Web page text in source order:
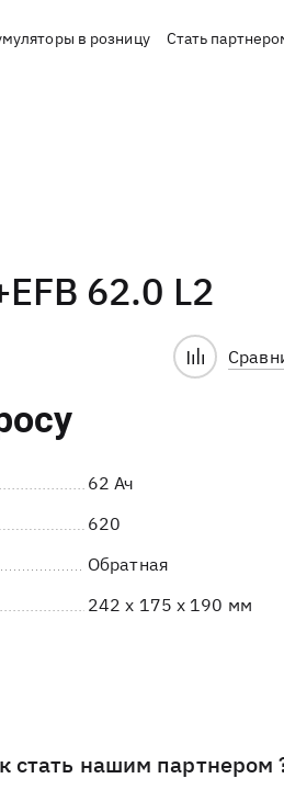
в розницу Стать
62.0 L2
62 Ач
620
Обратная
242 x 175 x 190 мм
стать нашим партнером